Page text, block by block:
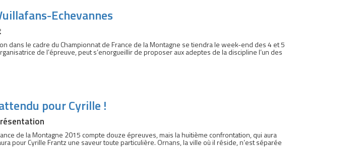
Echevannes
dans le cadre du Championnat de France de la Montagne se tiendra le week-end des 4 et 5
de l’épreuve, peut s’enorgueillir de proposer aux adeptes de la discipline l’un des
pour Cyrille !
de la Montagne 2015 compte douze épreuves, mais la huitième confrontation, qui aura
pour Cyrille Frantz une saveur toute particulière. Ornans, la ville où il réside, n’est séparée